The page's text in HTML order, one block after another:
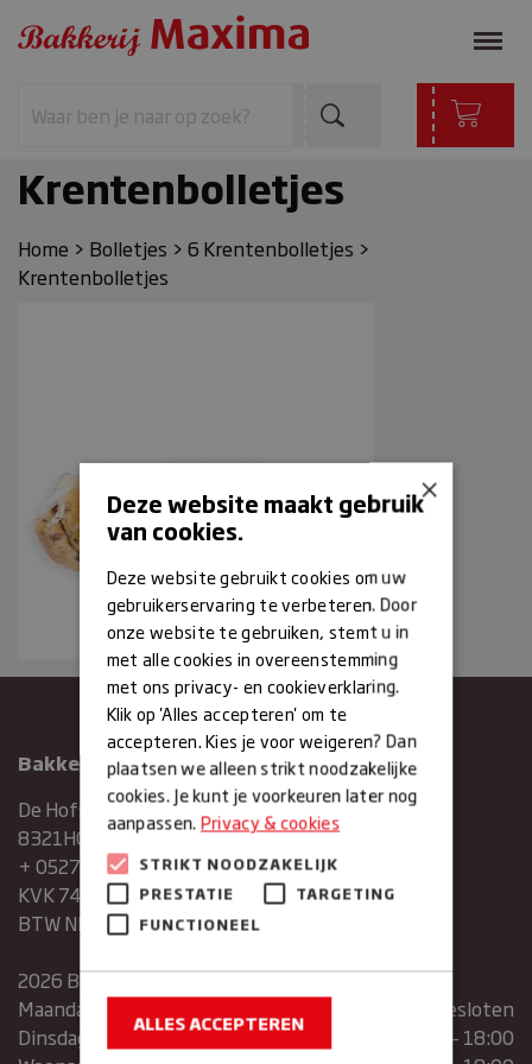
Krentenbolletjes
Home > Bolletjes > 6 Krentenbolletjes >
Krentenbolletjes
Bakkerij Maxima
De Hofstee 1
8321HG Urk
+ 0527683454
KVK 74286293
BTW NR. NL859839151B01
2026 Bakkerij Maxima
Maandag
gesloten
Dinsdag
07:30 – 13:00 | 14:00 – 18:00
×
Deze website maakt gebruik
van cookies.
Deze website gebruikt cookies om uw
gebruikerservaring te verbeteren. Door
onze website te gebruiken, stemt u in
met alle cookies in overeenstemming
met ons privacy- en cookieverklaring.
Klik op 'Alles accepteren' om te
accepteren. Kies je voor weigeren? Dan
plaatsen we alleen strikt noodzakelijke
cookies. Je kunt je voorkeuren later nog
aanpassen.Privacy & cookies
STRIKT NOODZAKELIJK
PRESTATIE
TARGETING
FUNCTIONEEL
ALLES ACCEPTEREN